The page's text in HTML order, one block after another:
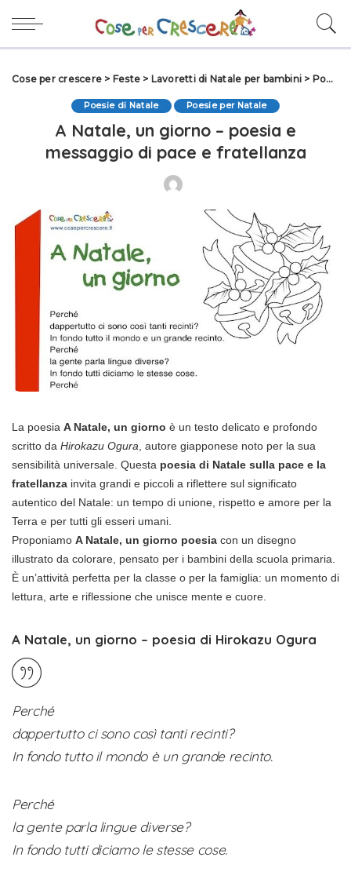
Cose per crescere > Feste > Lavoretti di Natale per bambini > Poesie di Natale
Poesie di Natale Poesie per Natale
A Natale, un giorno – poesia e
messaggio di pace e fratellanza
La poesia A Natale, un giorno è un testo delicato e profondo
scritto da Hirokazu Ogura, autore giapponese noto per la sua
sensibilità universale. Questa poesia di Natale sulla pace e la
fratellanza invita grandi e piccoli a riflettere sul significato
autentico del Natale: un tempo di unione, rispetto e amore per la
Terra e per tutti gli esseri umani.
Proponiamo A Natale, un giorno poesia con un disegno
illustrato da colorare, pensato per i bambini della scuola primaria.
È un’attività perfetta per la classe o per la famiglia: un momento di
lettura, arte e riflessione che unisce mente e cuore.
A Natale, un giorno – poesia di Hirokazu Ogura
Perché
dappertutto ci sono così tanti recinti?
In fondo tutto il mondo è un grande recinto.
Perché
la gente parla lingue diverse?
In fondo tutti diciamo le stesse cose.